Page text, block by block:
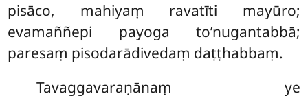
pisāco, mahiyaṃ ravatīti mayūro;
evamaññepi payoga to’nugantabbā;
paresaṃ pisodarādivedaṃ daṭṭhabbaṃ.
Tavaggavaraṇānaṃ ye